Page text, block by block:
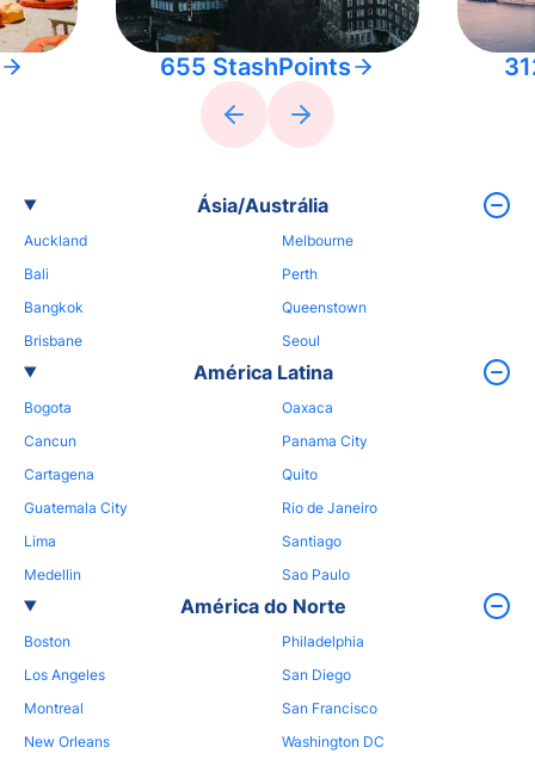
655 StashPoints
Ásia/Austrália
Auckland
Bali
Bangkok
Brisbane
Melbourne
Perth
Queenstown
Seoul
América Latina
Bogota
Cancun
Cartagena
Guatemala City
Lima
Medellin
Oaxaca
Panama City
Quito
Rio de Janeiro
Santiago
Sao Paulo
América do Norte
Boston
Los Angeles
Montreal
New Orleans
Philadelphia
San Diego
San Francisco
Washington DC